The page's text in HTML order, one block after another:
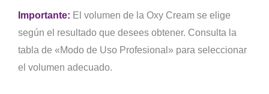
Importante: El volumen de la Oxy Cream se elige
según el resultado que desees obtener. Consulta la
tabla de «Modo de Uso Profesional» para seleccionar
el volumen adecuado.